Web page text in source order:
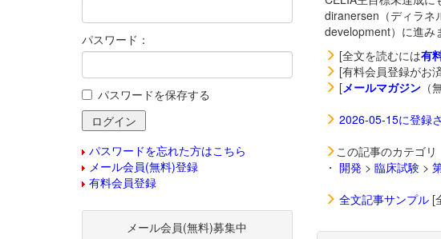
diranersen（ディラネ
development）に進み
[全文を読むには有
[有料会員登録がお
[メールマガジン（
2026-05-15に登録
この記事のカテゴリ
・ 開発 > 臨床試験>
全文記事サンプル[
パスワード：
パスワードを保存する
パスワードを忘れた方はこちら
メール会員(無料)登録
有料会員登録
メール会員(無料)募集中